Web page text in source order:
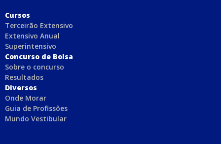
Cursos
Terceirão Extensivo
Extensivo Anual
Superintensivo
Concurso de Bolsa
Sobre o concurso
Resultados
Diversos
Onde Morar
Guia de Profissões
Mundo Vestibular